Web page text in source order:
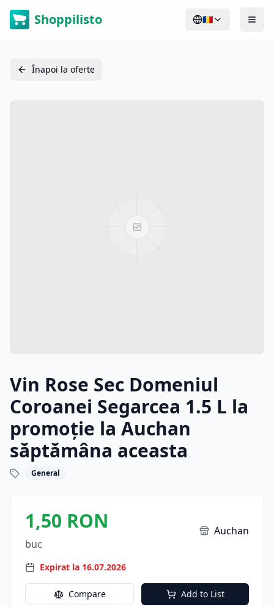
Shoppilisto 🇷🇴
Înapoi la oferte
Vin Rose Sec Domeniul
Coroanei Segarcea 1.5 L la
promoție la Auchan
săptămâna aceasta
General
1,50 RON
buc
Auchan
Expirat la 16.07.2026
Compare Add to List